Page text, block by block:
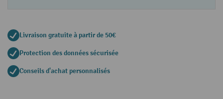
Livraison gratuite à partir de 50€
Protection des données sécurisée
Conseils d'achat personnalisés